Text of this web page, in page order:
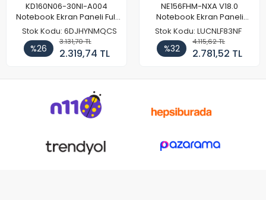
KD160N06-30NI-A004
Notebook Ekran Paneli Full
HD
Stok Kodu: 6DJHYNMQCS
%26
3.131,70 TL
2.319,74 TL
NE156FHM-NXA V18.0
Notebook Ekran Paneli
144Hz
Stok Kodu: LUCNLF83NF
%32
4.115,62 TL
2.781,52 TL